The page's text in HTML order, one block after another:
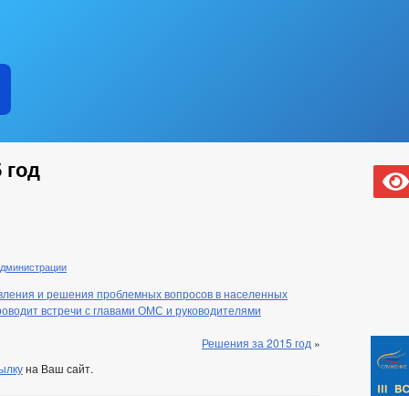
год
и решения проблемных вопросов в населенных
встречи с главами ОМС и руководителями
Решения за 2015 год »
на Ваш сайт.